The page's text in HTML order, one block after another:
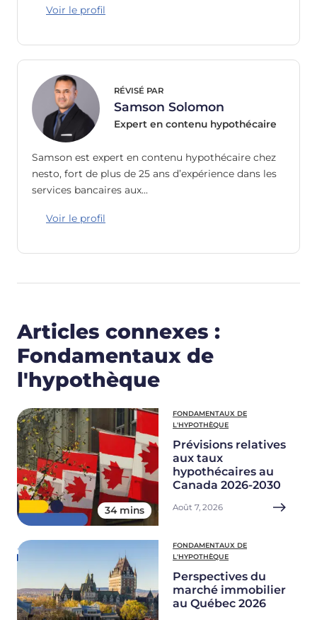
Voir le profil
RÉVISÉ PAR
Samson Solomon
Expert en contenu hypothécaire
Samson est expert en contenu hypothécaire chez
nesto, fort de plus de 25 ans d’expérience dans les
services bancaires aux…
Voir le profil
Articles connexes :
Fondamentaux de
l'hypothèque
34 mins
FONDAMENTAUX DE
L'HYPOTHÈQUE
Prévisions relatives
aux taux
hypothécaires au
Canada 2026-2030
Août 7, 2026
FONDAMENTAUX DE
L'HYPOTHÈQUE
Perspectives du
marché immobilier
au Québec 2026